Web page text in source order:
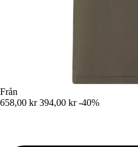
Från
658,00 kr 394,00 kr -40%